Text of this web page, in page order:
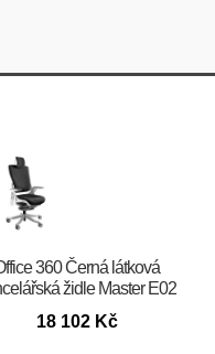
360 Černá látková
židle Master E02
18 102 Kč